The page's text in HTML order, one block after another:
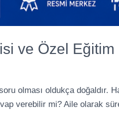
ve Özel
olması oldukça doğaldır.
verebilir mi? Aile olarak